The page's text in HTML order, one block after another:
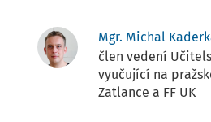
Mgr. Michal
člen vedení
vyučující na
Zatlance a FF UK